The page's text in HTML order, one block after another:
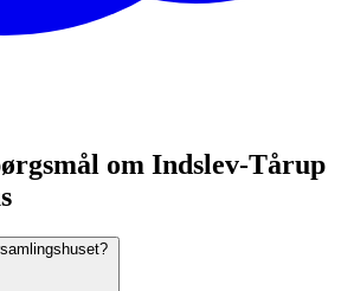
om Indslev-Tårup